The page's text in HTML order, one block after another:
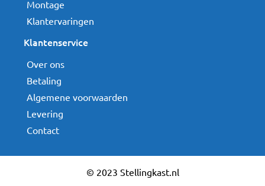
Montage
Klantervaringen
Klantenservice
Over ons
Betaling
Algemene voorwaarden
Levering
Contact
© 2023 Stellingkast.nl